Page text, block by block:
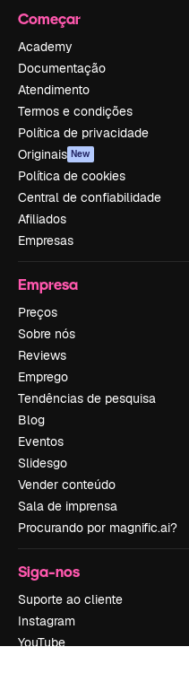
Começar
Academy
Documentação
Atendimento
Termos e condições
Política de privacidade
Originais New
Política de cookies
Central de confiabilidade
Afiliados
Empresas
Empresa
Preços
Sobre nós
Reviews
Emprego
Tendências de pesquisa
Blog
Eventos
Slidesgo
Vender conteúdo
Sala de imprensa
Procurando por magnific.ai?
Siga-nos
Suporte ao cliente
Instagram
YouTube